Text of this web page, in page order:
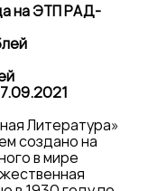
на ЭТП РАД-
Литература»
создано на
в мире